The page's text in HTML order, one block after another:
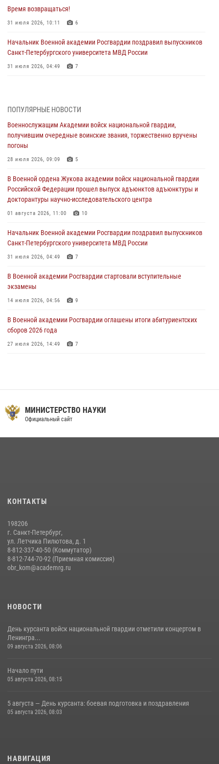
Время возвращаться!
31 июля 2026, 10:11 6
Начальник Военной академии Росгвардии поздравил выпускников
Санкт-Петербургского университета МВД России
31 июля 2026, 04:49 7
Росгвардии - князя Владимира
Военнослужащим Академии войск национальной гвардии,
получившим очередные воинские звания, торжественно вручены
погоны
В Военной академии Росгвардии оглашены итоги абитуриентских
сборов 2026 года
27 июля 2026, 14:49
Военная академия информирует!
ПОПУЛЯРНЫЕ НОВОСТИ
Военнослужащим Академии войск национальной гвардии,
получившим очередные воинские звания, торжественно вручены
погоны
28 июля 2026, 09:09 5
В Военной ордена Жукова академии войск национальной гвардии
Российской Федерации прошел выпуск адъюнктов адъюнктуры и
докторантуры научно-исследовательского центра
01 августа 2026, 11:00 10
Начальник Военной академии Росгвардии поздравил выпускников
Санкт-Петербургского университета МВД России
31 июля 2026, 04:49 7
В Военной академии Росгвардии стартовали вступительные
экзамены
14 июля 2026, 04:56 9
В Военной академии Росгвардии оглашены итоги абитуриентских
сборов 2026 года
27 июля 2026, 14:49 7
14 июля 2026, 14:09 9
МИНИСТЕРСТВО НАУКИ
Официальный сайт
КОНТАКТЫ
198206
г. Санкт-Петербург,
ул. Летчика Пилютова, д. 1
8-812-337-40-50 (Коммутатор)
8-812-744-70-92 (Приемная комиссия)
obr_kom@academrg.ru
НОВОСТИ
День курсанта войск национальной гвардии отметили концертом в
Ленингра...
09 августа 2026, 08:06
Начало пути
05 августа 2026, 08:15
5 августа — День курсанта: боевая подготовка и поздравления
05 августа 2026, 08:03
НАВИГАЦИЯ